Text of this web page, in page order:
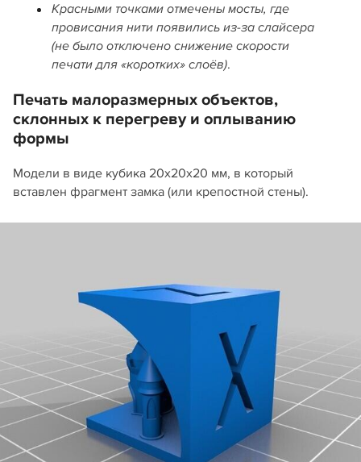
Красными точками отмечены мосты, где
провисания нити появились из-за слайсера
(не было отключено снижение скорости
печати для «коротких» слоёв).
Печать малоразмерных объектов,
склонных к перегреву и оплыванию
формы
Модели в виде кубика 20х20х20 мм, в который
вставлен фрагмент замка (или крепостной стены).